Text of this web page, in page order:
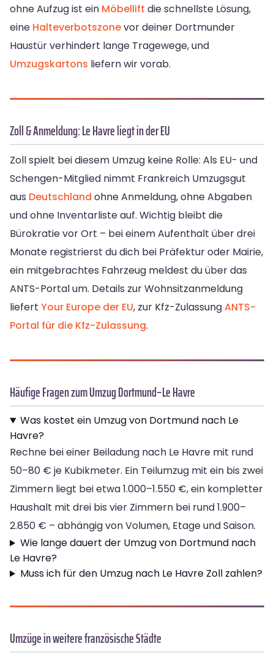
ohne Aufzug ist ein Möbellift die schnellste Lösung,
eine Halteverbotszonevor deiner Dortmunder
Haustür verhindert lange Tragewege, und
Umzugskartons liefern wir vorab.
Zoll & Anmeldung: Le Havre liegt in der EU
Zoll spielt bei diesem Umzug keine Rolle: Als EU- und
Schengen-Mitglied nimmt Frankreich Umzugsgut
aus Deutschland ohne Anmeldung, ohne Abgaben
und ohne Inventarliste auf. Wichtig bleibt die
Bürokratie vor Ort – bei einem Aufenthalt über drei
Monate registrierst du dich bei Präfektur oder Mairie,
ein mitgebrachtes Fahrzeug meldest du über das
ANTS-Portal um. Details zur Wohnsitzanmeldung
liefert Your Europe der EU, zur Kfz-ZulassungANTS-
Portal für die Kfz-Zulassung.
Häufige Fragen zum Umzug Dortmund–Le Havre
Was kostet ein Umzug von Dortmund nach Le
Havre?
Rechne bei einer Beiladung nach Le Havre mit rund
50–80 € je Kubikmeter. Ein Teilumzug mit ein bis zwei
Zimmern liegt bei etwa 1.000–1.550 €, ein kompletter
Haushalt mit drei bis vier Zimmern bei rund 1.900–
2.850 € – abhängig von Volumen, Etage und Saison.
Wie lange dauert der Umzug von Dortmund nach
Le Havre?
Muss ich für den Umzug nach Le Havre Zoll zahlen?
Umzüge in weitere französische Städte